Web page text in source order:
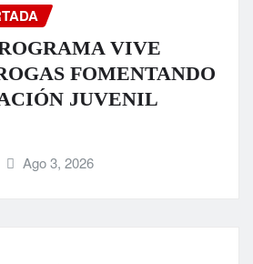
VIVE
FOMENTANDO
JUVENIL
Ago 3, 2026